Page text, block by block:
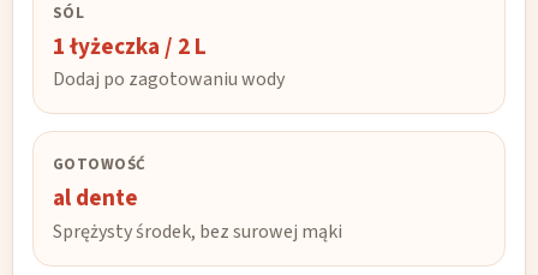
SÓL
1 łyżeczka / 2 L
Dodaj po zagotowaniu wody
GOTOWOŚĆ
al dente
Sprężysty środek, bez surowej mąki